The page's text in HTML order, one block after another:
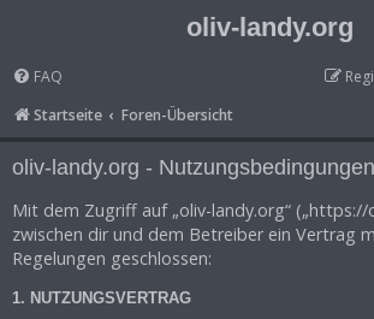
oliv-landy.org
FAQ
Startseite
Foren-Übersicht
oliv-landy.org - Nutzungsbedingungen
Mit dem Zugriff auf „oliv-landy.org“ („https://
zwischen dir und dem Betreiber ein Vertrag
Regelungen geschlossen:
1. NUTZUNGSVERTRAG